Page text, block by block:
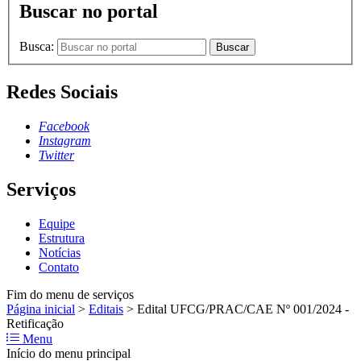
Buscar no portal
Busca: Buscar
Redes Sociais
Facebook
Instagram
Twitter
Serviços
Equipe
Estrutura
Notícias
Contato
Fim do menu de serviços
Página inicial > Editais > Edital UFCG/PRAC/CAE Nº 001/2024 -
Retificação
Menu
Início do menu principal